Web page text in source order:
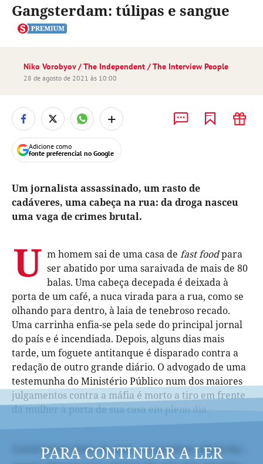
Gangsterdam: túlipas e sangue
Niko Vorobyov / The Independent / The Interview People
28 de agosto de 2021 às 10:00
+
Adicione como
fonte preferencial no Google
Um jornalista assassinado, um rasto de
cadáveres, uma cabeça na rua: da droga nasceu
uma vaga de crimes brutal.
U m homem sai de uma casa de fast foodpara
ser abatido por uma saraivada de mais de 80
balas. Uma cabeça decepada é deixada à
porta de um café, a nuca virada para a rua, como se
olhando para dentro, à laia de tenebroso recado.
Uma carrinha enfia-se pela sede do principal jornal
do país e é incendiada. Depois, alguns dias mais
tarde, um foguete antitanque é disparado contra a
redação de outro grande diário. O advogado de uma
testemunha do Ministério Público num dos maiores
julgamentos contra a máfia é morto a tiro em frente
da mulher à porta de sua casa em pleno dia.
PARA CONTINUAR A LER